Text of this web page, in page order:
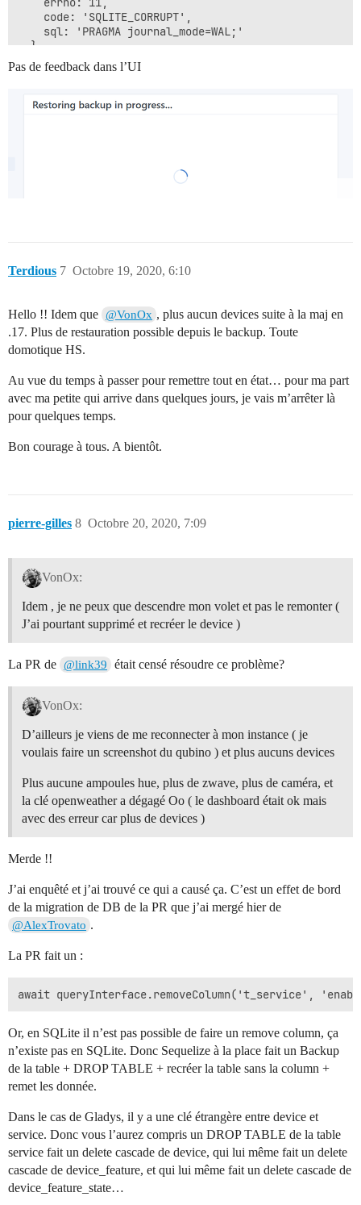
    code: 'SQLITE_CORRUPT',
    sql: 'PRAGMA journal_mode=WAL;'
  },
original: [Error: SQLITE_CORRUPT: malformed
    errno: 11,
    sql: 'PRAGMA journal_mode=WAL;'
Pas de feedback dans l’UI
Terdious Octobre 19, 2020, 6:10
7
Hello !! Idem que @VonOx , plus aucun devices suite à la maj en
.17. Plus de restauration possible depuis le backup. Toute
domotique HS.
Au vue du temps à passer pour remettre tout en état… pour ma part
avec ma petite qui arrive dans quelques jours, je vais m’arrêter là
pour quelques temps.
Bon courage à tous. A bientôt.
pierre-gilles Octobre 20, 2020, 7:09
8
VonOx:
Idem , je ne peux que descendre mon volet et pas le remonter (
J’ai pourtant supprimé et recréer le device )
La PR de @link39 était censé résoudre ce problème?
VonOx:
D’ailleurs je viens de me reconnecter à mon instance ( je
voulais faire un screenshot du qubino ) et plus aucuns devices
Plus aucune ampoules hue, plus de zwave, plus de caméra, et
la clé openweather a dégagé Oo ( le dashboard était ok mais
avec des erreur car plus de devices )
Merde !!
J’ai enquêté et j’ai trouvé ce qui a causé ça. C’est un effet de bord
de la migration de DB de la PR que j’ai mergé hier de
@AlexTrovato .
La PR fait un :
Or, en SQLite il n’est pas possible de faire un remove column, ça
n’existe pas en SQLite. Donc Sequelize à la place fait un Backup
de la table + DROP TABLE + recréer la table sans la column +
remet les donnée.
Dans le cas de Gladys, il y a une clé étrangère entre device et
service. Donc vous l’aurez compris un DROP TABLE de la table
service fait un delete cascade de device, qui lui même fait un delete
cascade de device_feature, et qui lui même fait un delete cascade de
device_feature_state…